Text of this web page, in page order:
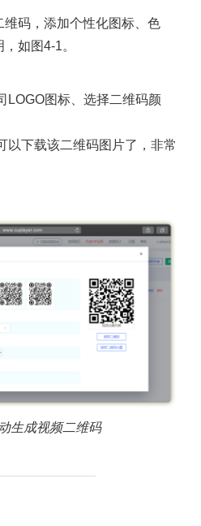
维码，添加个性化图标、色
如图4-1。
LOGO图标、选择二维码颜
以下载该二维码图片了，非常
生成视频二维码